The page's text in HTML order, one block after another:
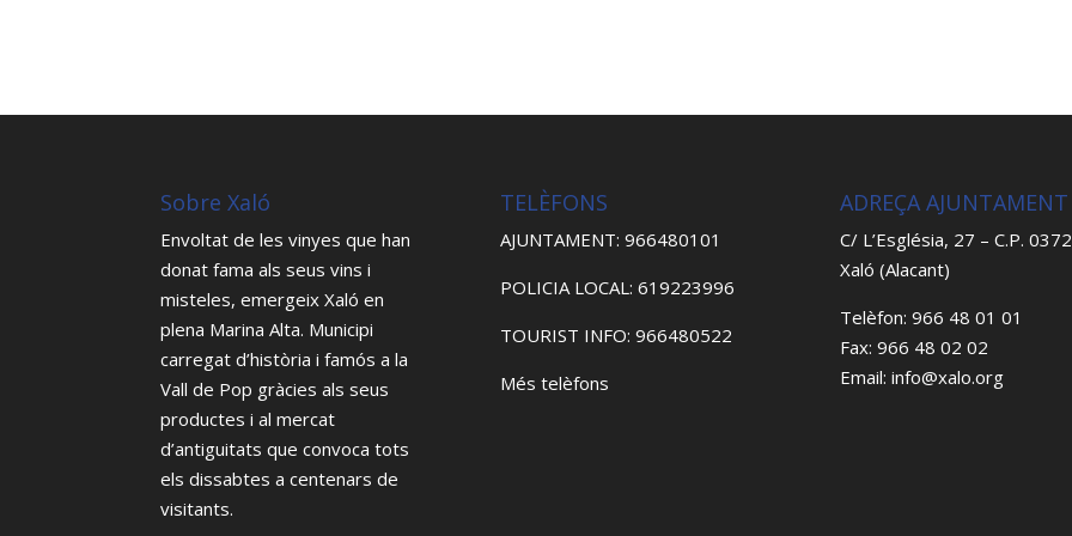
Sobre Xaló
Envoltat de les vinyes que han
donat fama als seus vins i
misteles, emergeix Xaló en
plena Marina Alta. Municipi
carregat d’història i famós a la
Vall de Pop gràcies als seus
productes i al mercat
d’antiguitats que convoca tots
els dissabtes a centenars de
visitants.
TELÈFONS
AJUNTAMENT: 966480101
POLICIA LOCAL: 619223996
TOURIST INFO: 966480522
Més telèfons
ADREÇA AJUNTAMENT
C/ L’Església, 27 – C.P.
Xaló (Alacant)
Telèfon: 966 48 01 01
Fax: 966 48 02 02
Email: info@xalo.org